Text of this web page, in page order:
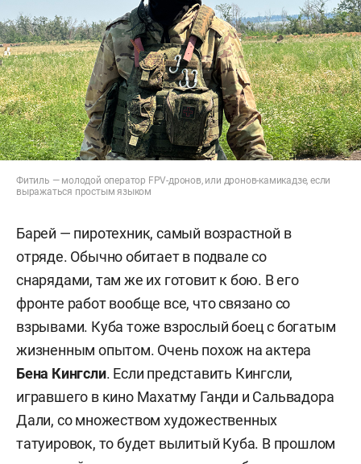
Фитиль — молодой оператор FPV-дронов, или дронов-камикадзе, если
выражаться простым языком
Барей — пиротехник, самый возрастной в
отряде. Обычно обитает в подвале со
снарядами, там же их готовит к бою. В его
фронте работ вообще все, что связано со
взрывами. Куба тоже взрослый боец с богатым
жизненным опытом. Очень похож на актера
Бена Кингсли. Если представить Кингсли,
игравшего в кино Махатму Ганди и Сальвадора
Дали, со множеством художественных
татуировок, то будет вылитый Куба. В прошлом